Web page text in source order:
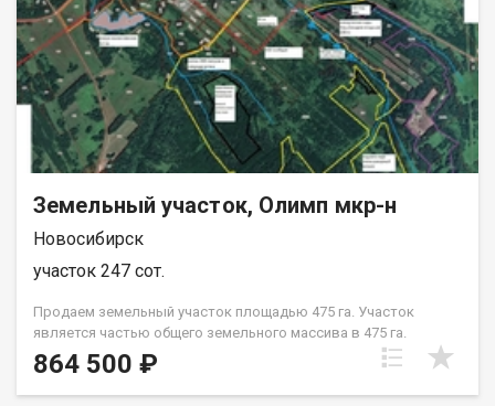
использования от сельхозпроизводства, до организации
экотуризма. Рассматриваем продажу, как единым массивом,
так и нарезами от 50 га. Код пользователя: 46828 Номер в
базе: 7063095
Земельный участок, Олимп мкр-н
Новосибирск
участок 247 сот.
Продаем земельный участок площадью 475 га. Участок
является частью общего земельного массива в 475 га.
Рассматриваем продажу, как единым массивом, так и
нарезами от 50 га. Стоимость указана за 2,47 га при условии
покупки участка площадью от 50 га. Участок залеснен. Все
864 500 ₽